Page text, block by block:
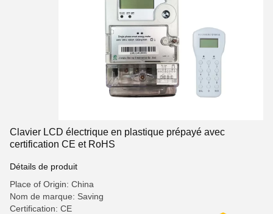
Clavier LCD électrique en plastique prépayé avec
certification CE et RoHS
Détails de produit
Place of Origin: China
Nom de marque: Saving
Certification: CE